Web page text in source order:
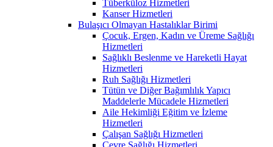
Tüberküloz Hizmetleri
Kanser Hizmetleri
Bulaşıcı Olmayan Hastalıklar Birimi
Çocuk, Ergen, Kadın ve Üreme Sağlığı
Hizmetleri
Sağlıklı Beslenme ve Hareketli Hayat
Hizmetleri
Ruh Sağlığı Hizmetleri
Tütün ve Diğer Bağımlılık Yapıcı
Maddelerle Mücadele Hizmetleri
Aile Hekimliği Eğitim ve İzleme
Hizmetleri
Çalışan Sağlığı Hizmetleri
Çevre Sağlığı Hizmetleri